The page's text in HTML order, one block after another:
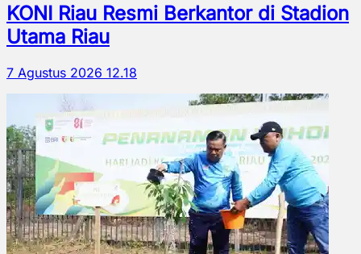
KONI Riau Resmi Berkantor di Stadion
Utama Riau
7 Agustus 2026 12.18